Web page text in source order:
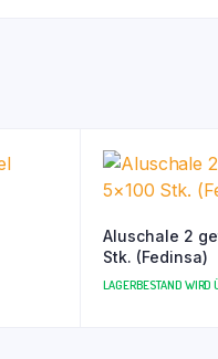
Aluschale 2
Stk. (Fedinsa)
LAGERBESTAND WIRD